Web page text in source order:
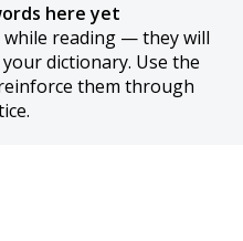
here yet
reading — they will
dictionary. Use the
them through